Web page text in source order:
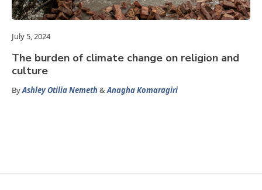
July 5, 2024
The burden of climate change on religion and
culture
ByAshley Otilia Nemeth& Anagha Komaragiri